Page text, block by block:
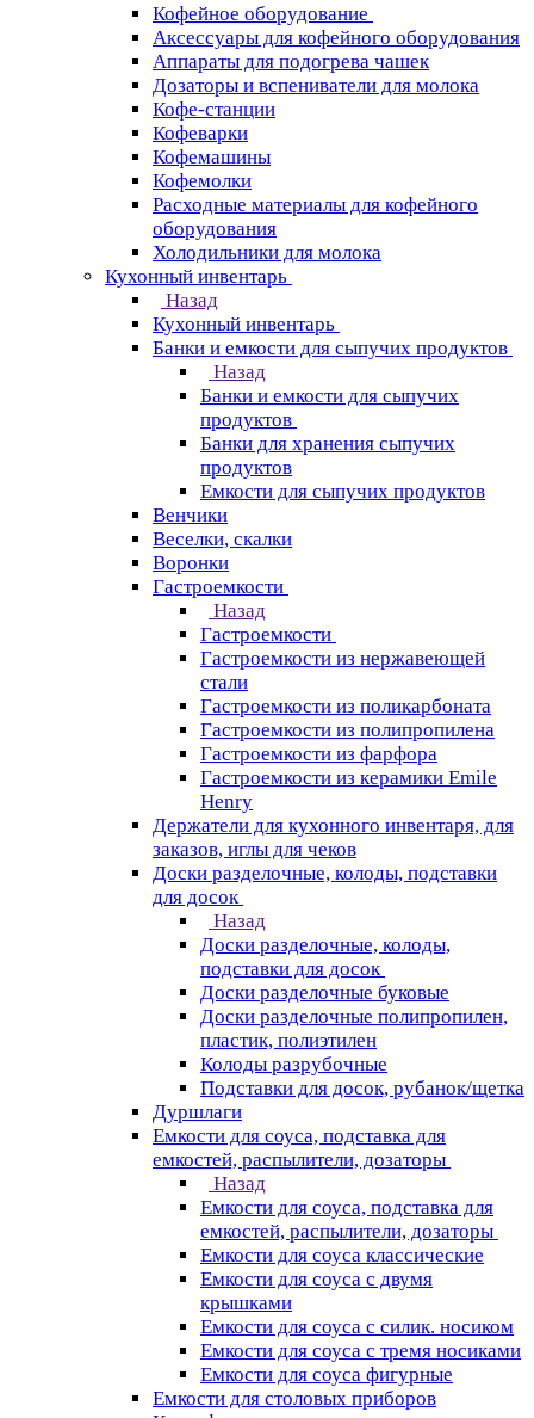
Кофейное оборудование
Аксессуары для кофейного оборудования
Аппараты для подогрева чашек
Дозаторы и вспениватели для молока
Кофе-станции
Кофеварки
Кофемашины
Кофемолки
Расходные материалы для кофейного
оборудования
Холодильники для молока
Кухонный инвентарь
Назад
Кухонный инвентарь
Банки и емкости для сыпучих продуктов
Назад
Банки и емкости для сыпучих
продуктов
Банки для хранения сыпучих
продуктов
Емкости для сыпучих продуктов
Венчики
Веселки, скалки
Воронки
Гастроемкости
Назад
Гастроемкости
Гастроемкости из нержавеющей
стали
Гастроемкости из поликарбоната
Гастроемкости из полипропилена
Гастроемкости из фарфора
Гастроемкости из керамики Emile
Henry
Держатели для кухонного инвентаря, для
заказов, иглы для чеков
Доски разделочные, колоды, подставки
для досок
Назад
Доски разделочные, колоды,
подставки для досок
Доски разделочные буковые
Доски разделочные полипропилен,
пластик, полиэтилен
Колоды разрубочные
Подставки для досок, рубанок/щетка
Дуршлаги
Емкости для соуса, подставка для
емкостей, распылители, дозаторы
Назад
Емкости для соуса, подставка для
емкостей, распылители, дозаторы
Емкости для соуса классические
Емкости для соуса с двумя
крышками
Емкости для соуса с силик. носиком
Емкости для соуса с тремя носиками
Емкости для соуса фигурные
Емкости для столовых приборов